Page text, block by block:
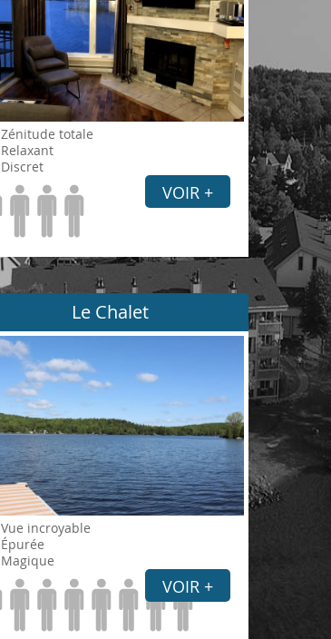
Zénitude totale
Relaxant
Discret
VOIR +
Le Chalet
Vue incroyable
Épurée
Magique
VOIR +